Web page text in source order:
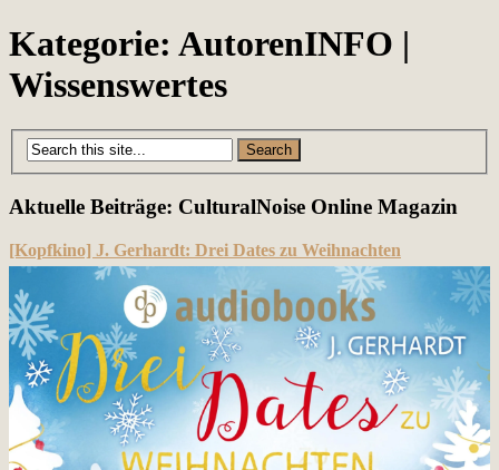
Kategorie: AutorenINFO |
Wissenswertes
Aktuelle Beiträge: CulturalNoise Online Magazin
[Kopfkino] J. Gerhardt: Drei Dates zu Weihnachten